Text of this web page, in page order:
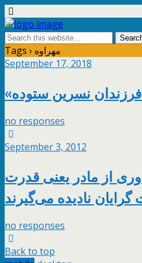
Tags › مهراوه
September 17, 2018
نسرین ستوده
no responses
September 3, 2012
روز دوری از مادر یعنی قدرت
نادیده می‌گیرند
no responses
Back to top